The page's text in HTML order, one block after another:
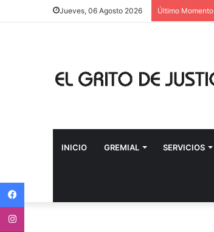
Jueves, 06 Agosto 2026 Último Momento
INICIO GREMIAL SERVICIOS